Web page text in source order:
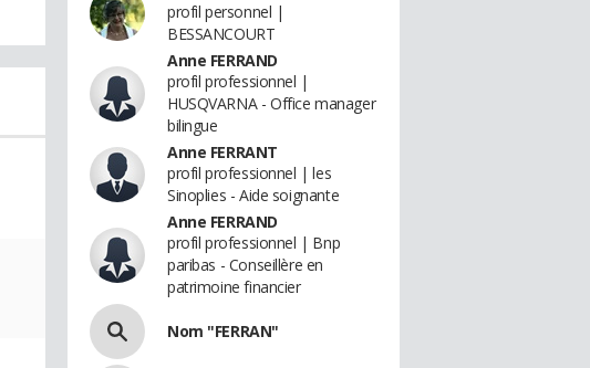
profil personnel |
BESSANCOURT
Anne FERRAND
profil professionnel |
HUSQVARNA - Office manager
bilingue
Anne FERRANT
profil professionnel | les
Sinoplies - Aide soignante
Anne FERRAND
profil professionnel | Bnp
paribas - Conseillère en
patrimoine financier
Nom "FERRAN"